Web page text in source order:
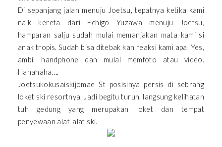
Di sepanjang jalan menuju Joetsu, tepatnya ketika kami
naik kereta dari Echigo Yuzawa menuju Joetsu,
hamparan salju sudah mulai memanjakan mata kami si
anak tropis. Sudah bisa ditebak kan reaksi kami apa. Yes,
ambil handphone dan mulai memfoto atau video.
Hahahaha….
Joetsukokusaiskijomae St posisinya persis di sebrang
loket ski resortnya. Jadi begitu turun, langsung kelihatan
tuh gedung yang merupakan loket dan tempat
penyewaan alat-alat ski.